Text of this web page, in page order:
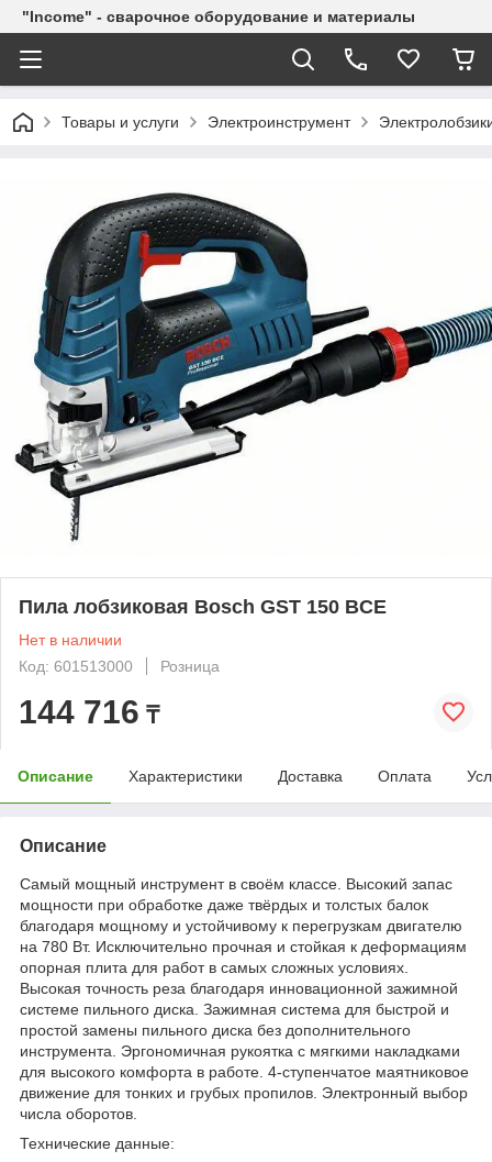
"Income" - сварочное оборудование и материалы
Товары и услуги Электроинструмент
Пила лобзиковая Bosch GST 150 BCE
Нет в наличии
Код: 601513000
Розница
144 716 ₸
Описание Характеристики Доставка Оплата
Описание
Самый мощный инструмент в своём классе. Высокий запас
мощности при обработке даже твёрдых и толстых балок
благодаря мощному и устойчивому к перегрузкам двигателю
на 780 Вт. Исключительно прочная и стойкая к деформациям
опорная плита для работ в самых сложных условиях.
Высокая точность реза благодаря инновационной зажимной
системе пильного диска. Зажимная система для быстрой и
простой замены пильного диска без дополнительного
инструмента. Эргономичная рукоятка с мягкими накладками
для высокого комфорта в работе. 4-ступенчатое маятниковое
движение для тонких и грубых пропилов. Электронный выбор
числа оборотов.
Технические данные: